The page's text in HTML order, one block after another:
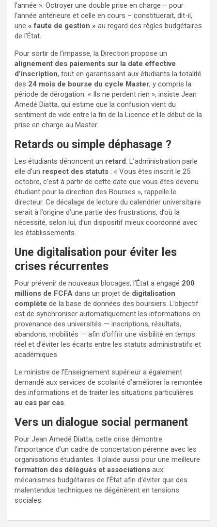
l’année ». Octroyer une double prise en charge – pour
l’année antérieure et celle en cours – constituerait, dit-il,
une « faute de gestion » au regard des règles budgétaires
de l’État.
Pour sortir de l’impasse, la Direction propose un
alignement des paiements sur la date effective
d’inscription, tout en garantissant aux étudiants la totalité
des 24 mois de bourse du cycle Master, y compris la
période de dérogation. « Ils ne perdent rien », insiste Jean
Amedé Diatta, qui estime que la confusion vient du
sentiment de vide entre la fin de la Licence et le début de la
prise en charge au Master.
Retards ou simple déphasage ?
Les étudiants dénoncent un retard . L’administration parle
elle d’un respect des statuts : « Vous êtes inscrit le 25
octobre, c’est à partir de cette date que vous êtes devenu
étudiant pour la direction des Bourses », rappelle le
directeur. Ce décalage de lecture du calendrier universitaire
serait à l’origine d’une partie des frustrations, d’où la
nécessité, selon lui, d’un dispositif mieux coordonné avec
les établissements.
Une digitalisation pour éviter les
crises récurrentes
Pour prévenir de nouveaux blocages, l’État a engagé 200
millions de FCFA dans un projet de digitalisation
complète de la base de données des boursiers. L’objectif
est de synchroniser automatiquement les informations en
provenance des universités — inscriptions, résultats,
abandons, mobilités — afin d’offrir une visibilité en temps
réel et d’éviter les écarts entre les statuts administratifs et
académiques.
Le ministre de l’Enseignement supérieur a également
demandé aux services de scolarité d’améliorer la remontée
des informations et de traiter les situations particulières
au cas par cas
Vers un dialogue social permanent
Pour Jean Amedé Diatta, cette crise démontre
l’importance d’un cadre de concertation pérenne avec les
organisations étudiantes. Il plaide aussi pour une meilleure
formation des délégués et associations aux
mécanismes budgétaires de l’État afin d’éviter que des
malentendus techniques ne dégénèrent en tensions
sociales.